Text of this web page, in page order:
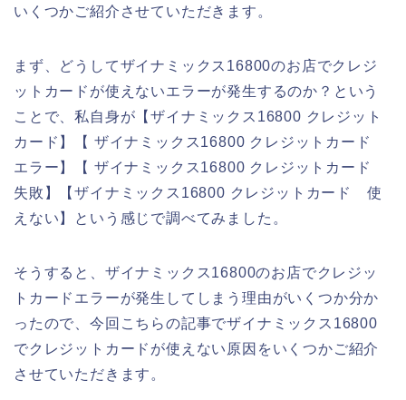
いくつかご紹介させていただきます。
まず、どうしてザイナミックス16800のお店でクレジ
ットカードが使えないエラーが発生するのか？という
ことで、私自身が【ザイナミックス16800 クレジット
カード】【 ザイナミックス16800 クレジットカード
エラー】【 ザイナミックス16800 クレジットカード
失敗】【ザイナミックス16800 クレジットカード 使
えない】という感じで調べてみました。
そうすると、ザイナミックス16800のお店でクレジッ
トカードエラーが発生してしまう理由がいくつか分か
ったので、今回こちらの記事でザイナミックス16800
でクレジットカードが使えない原因をいくつかご紹介
させていただきます。